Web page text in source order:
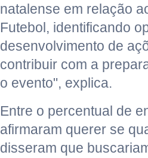
natalense em relação
Futebol, identificando
desenvolvimento de
contribuir com a
o evento", explica.
Entre o percentual de
afirmaram querer se
disseram que